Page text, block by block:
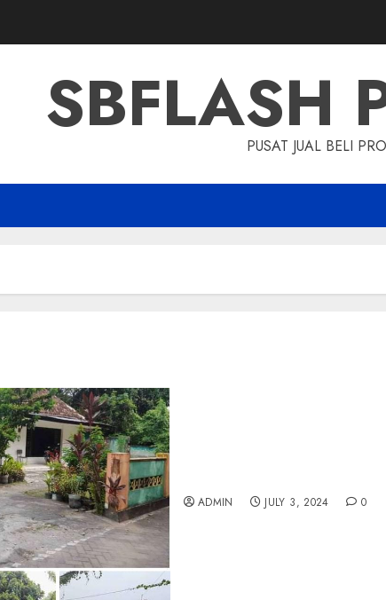
SBFLASH
PUSAT JUAL BELI
ADMIN JULY 3, 2024 0